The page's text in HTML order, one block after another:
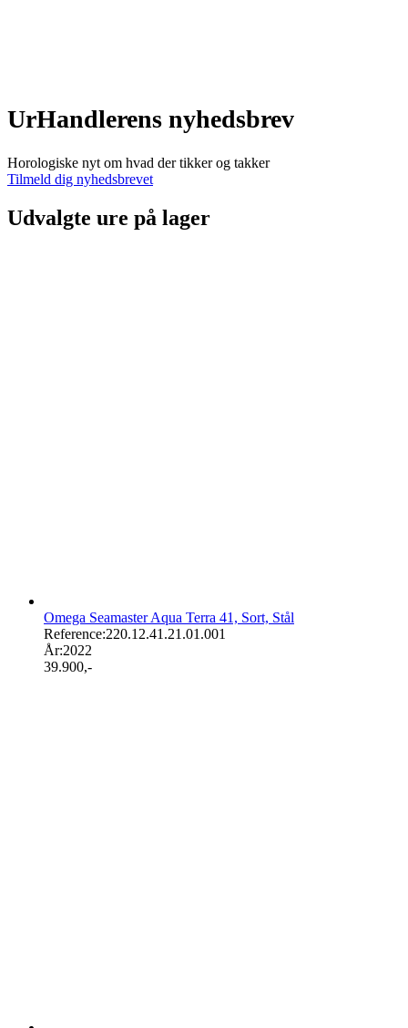
UrHandlerens nyhedsbrev
Horologiske nyt om hvad der tikker og takker
Tilmeld dig nyhedsbrevet
Udvalgte ure på lager
Omega Seamaster Aqua Terra 41, Sort, Stål
Reference:220.12.41.21.01.001
År:2022
39.900,-